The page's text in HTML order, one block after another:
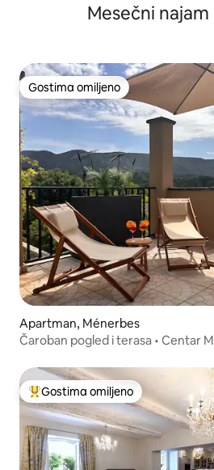
Mesečni
Gostima omiljeno
Gostima omiljeno
Apartman, Ménerbes
Čaroban pogled i terasa • Centar
Najuspešniji među gostima
Gostima omiljeno